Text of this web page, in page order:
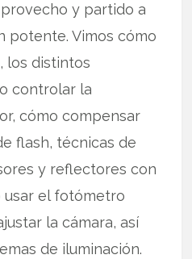
y partido a
potente. Vimos cómo
los distintos
controlar la
cómo compensar
flash, técnicas de
y reflectores con
usar el fotómetro
la cámara, así
de iluminación.